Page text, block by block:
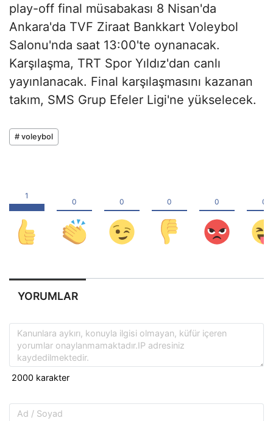
play-off final müsabakası 8 Nisan'da
Ankara'da TVF Ziraat Bankkart Voleybol
Salonu'nda saat 13:00'te oynanacak.
Karşılaşma, TRT Spor Yıldız'dan canlı
yayınlanacak. Final karşılaşmasını kazanan
takım, SMS Grup Efeler Ligi'ne yükselecek.
# voleybol
YORUMLAR